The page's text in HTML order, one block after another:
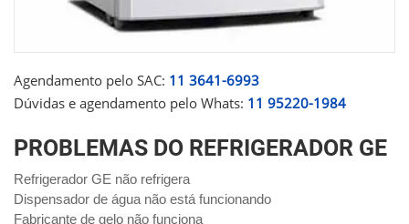
Agendamento pelo SAC: 11 3641-6993
Dúvidas e agendamento pelo Whats: 11 95220-1984
PROBLEMAS DO REFRIGERADOR GE
Refrigerador GE não refrigera
Dispensador de água não está funcionando
Fabricante de gelo não funciona